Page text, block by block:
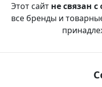
Этот сайт не связан
все бренды и